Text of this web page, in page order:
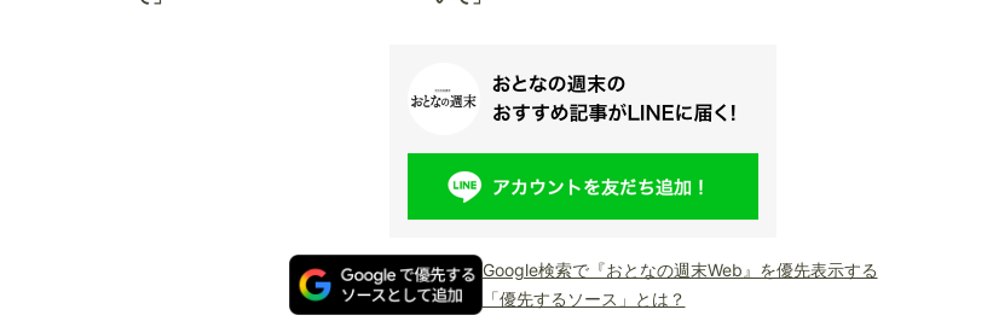
Google検索で『おとなの週末Web』を優先表示する
「優先するソース」とは？